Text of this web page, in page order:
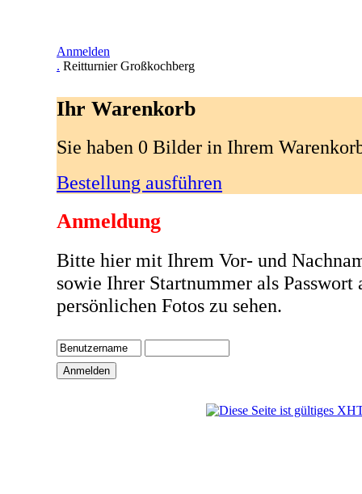
Anmelden
. Reitturnier Großkochberg
Ihr Warenkorb
Sie haben 0 Bilder in Ihrem
Bestellung ausführen
Anmeldung
Bitte hier mit Ihrem Vor- und
sowie Ihrer Startnummer als Passwort
persönlichen Fotos zu sehen.